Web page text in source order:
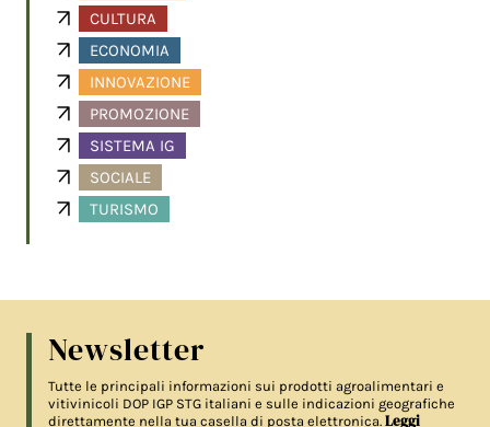
CULTURA
ECONOMIA
INNOVAZIONE
PROMOZIONE
SISTEMA IG
SOCIALE
TURISMO
Newsletter
Tutte le principali informazioni sui prodotti agroalimentari e
vitivinicoli DOP IGP STG italiani e sulle indicazioni geografiche
direttamente nella tua casella di posta elettronica.Leggi